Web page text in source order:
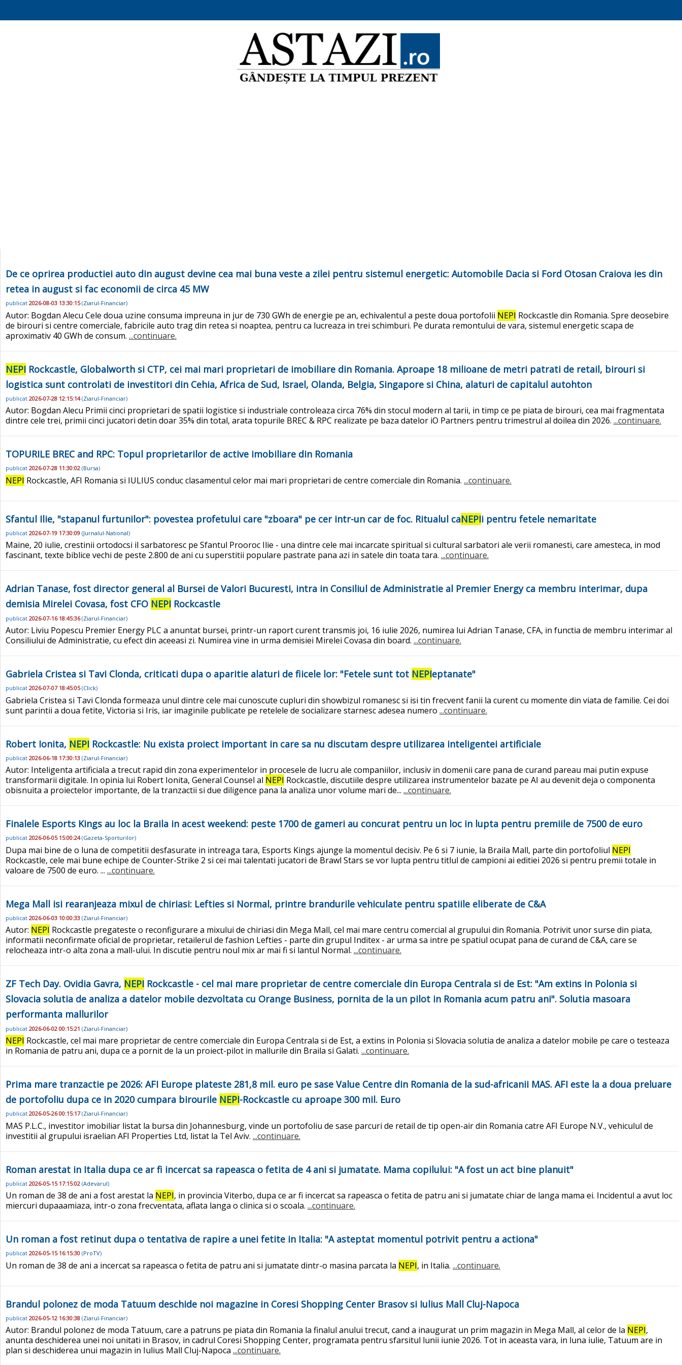
De ce oprirea productiei auto din august devine cea mai buna veste a zilei pentru sistemul energetic: Automobile Dacia si Ford Otosan Craiova ies din
retea in august si fac economii de circa 45 MW
publicat 2026-08-03 13:30:15(Ziarul-Financiar)
Autor: Bogdan Alecu Cele doua uzine consuma impreuna in jur de 730 GWh de energie pe an, echivalentul a peste doua portofolii NEPI Rockcastle din Romania. Spre deosebire
de birouri si centre comerciale, fabricile auto trag din retea si noaptea, pentru ca lucreaza in trei schimburi. Pe durata remontului de vara, sistemul energetic scapa de
aproximativ 40 GWh de consum. ...continuare.
NEPI Rockcastle, Globalworth si CTP, cei mai mari proprietari de imobiliare din Romania. Aproape 18 milioane de metri patrati de retail, birouri si
logistica sunt controlati de investitori din Cehia, Africa de Sud, Israel, Olanda, Belgia, Singapore si China, alaturi de capitalul autohton
publicat 2026-07-28 12:15:14(Ziarul-Financiar)
Autor: Bogdan Alecu Primii cinci proprietari de spatii logistice si industriale controleaza circa 76% din stocul modern al tarii, in timp ce pe piata de birouri, cea mai fragmentata
dintre cele trei, primii cinci jucatori detin doar 35% din total, arata topurile BREC & RPC realizate pe baza datelor iO Partners pentru trimestrul al doilea din 2026. ...continuare.
TOPURILE BREC and RPC: Topul proprietarilor de active imobiliare din Romania
publicat 2026-07-28 11:30:02 (Bursa)
NEPI Rockcastle, AFI Romania si IULIUS conduc clasamentul celor mai mari proprietari de centre comerciale din Romania. ...continuare.
Sfantul Ilie, "stapanul furtunilor": povestea profetului care "zboara" pe cer intr-un car de foc. Ritualul caNEPIi pentru fetele nemaritate
publicat 2026-07-19 17:30:09 (Jurnalul-National)
Maine, 20 iulie, crestinii ortodocsi il sarbatoresc pe Sfantul Prooroc Ilie - una dintre cele mai incarcate spiritual si cultural sarbatori ale verii romanesti, care amesteca, in mod
fascinant, texte biblice vechi de peste 2.800 de ani cu superstitii populare pastrate pana azi in satele din toata tara. ...continuare.
Adrian Tanase, fost director general al Bursei de Valori Bucuresti, intra in Consiliul de Administratie al Premier Energy ca membru interimar, dupa
demisia Mirelei Covasa, fost CFO NEPI Rockcastle
publicat 2026-07-16 18:45:36(Ziarul-Financiar)
Autor: Liviu Popescu Premier Energy PLC a anuntat bursei, printr-un raport curent transmis joi, 16 iulie 2026, numirea lui Adrian Tanase, CFA, in functia de membru interimar al
Consiliului de Administratie, cu efect din aceeasi zi. Numirea vine in urma demisiei Mirelei Covasa din board. ...continuare.
Gabriela Cristea si Tavi Clonda, criticati dupa o aparitie alaturi de fiicele lor: "Fetele sunt tot NEPIeptanate"
publicat 2026-07-07 18:45:05(Click)
Gabriela Cristea si Tavi Clonda formeaza unul dintre cele mai cunoscute cupluri din showbizul romanesc si isi tin frecvent fanii la curent cu momente din viata de familie. Cei doi
sunt parintii a doua fetite, Victoria si Iris, iar imaginile publicate pe retelele de socializare starnesc adesea numero ...continuare.
Robert Ionita, NEPI Rockcastle: Nu exista proiect important in care sa nu discutam despre utilizarea inteligentei artificiale
publicat 2026-06-18 17:30:13 (Ziarul-Financiar)
Autor: Inteligenta artificiala a trecut rapid din zona experimentelor in procesele de lucru ale companiilor, inclusiv in domenii care pana de curand pareau mai putin expuse
transformarii digitale. In opinia lui Robert Ionita, General Counsel al NEPI Rockcastle, discutiile despre utilizarea instrumentelor bazate pe AI au devenit deja o componenta
obisnuita a proiectelor importante, de la tranzactii si due diligence pana la analiza unor volume mari de... ...continuare.
Finalele Esports Kings au loc la Braila in acest weekend: peste 1700 de gameri au concurat pentru un loc in lupta pentru premiile de 7500 de euro
publicat 2026-06-05 15:00:24(Gazeta-Sporturilor)
Dupa mai bine de o luna de competitii desfasurate in intreaga tara, Esports Kings ajunge la momentul decisiv. Pe 6 si 7 iunie, la Braila Mall, parte din portofoliul NEPI
Rockcastle, cele mai bune echipe de Counter-Strike 2 si cei mai talentati jucatori de Brawl Stars se vor lupta pentru titlul de campioni ai editiei 2026 si pentru premii totale in
valoare de 7500 de euro. ... ...continuare.
Mega Mall isi rearanjeaza mixul de chiriasi: Lefties si Normal, printre brandurile vehiculate pentru spatiile eliberate de C&A
publicat 2026-06-03 10:00:33 (Ziarul-Financiar)
Autor: NEPI Rockcastle pregateste o reconfigurare a mixului de chiriasi din Mega Mall, cel mai mare centru comercial al grupului din Romania. Potrivit unor surse din piata,
informatii neconfirmate oficial de proprietar, retailerul de fashion Lefties - parte din grupul Inditex - ar urma sa intre pe spatiul ocupat pana de curand de C&A, care se
relocheaza intr-o alta zona a mall-ului. In discutie pentru noul mix ar mai fi si lantul Normal. ...continuare.
ZF Tech Day. Ovidia Gavra, NEPI Rockcastle - cel mai mare proprietar de centre comerciale din Europa Centrala si de Est: "Am extins in Polonia si
Slovacia solutia de analiza a datelor mobile dezvoltata cu Orange Business, pornita de la un pilot in Romania acum patru ani". Solutia masoara
performanta mallurilor
publicat 2026-06-02 00:15:21 (Ziarul-Financiar)
NEPI Rockcastle, cel mai mare proprietar de centre comerciale din Europa Centrala si de Est, a extins in Polonia si Slovacia solutia de analiza a datelor mobile pe care o testeaza
in Romania de patru ani, dupa ce a pornit de la un proiect-pilot in mallurile din Braila si Galati. ...continuare.
Prima mare tranzactie pe 2026: AFI Europe plateste 281,8 mil. euro pe sase Value Centre din Romania de la sud-africanii MAS. AFI este la a doua preluare
de portofoliu dupa ce in 2020 cumpara birourile NEPI-Rockcastle cu aproape 300 mil. Euro
publicat 2026-05-26 00:15:17(Ziarul-Financiar)
MAS P.L.C., investitor imobiliar listat la bursa din Johannesburg, vinde un portofoliu de sase parcuri de retail de tip open-air din Romania catre AFI Europe N.V., vehiculul de
investitii al grupului israelian AFI Properties Ltd, listat la Tel Aviv. ...continuare.
Roman arestat in Italia dupa ce ar fi incercat sa rapeasca o fetita de 4 ani si jumatate. Mama copilului: "A fost un act bine planuit"
publicat 2026-05-15 17:15:02 (Adevarul)
Un roman de 38 de ani a fost arestat la NEPI, in provincia Viterbo, dupa ce ar fi incercat sa rapeasca o fetita de patru ani si jumatate chiar de langa mama ei. Incidentul a avut loc
miercuri dupaaamiaza, intr-o zona frecventata, aflata langa o clinica si o scoala. ...continuare.
Un roman a fost retinut dupa o tentativa de rapire a unei fetite in Italia: "A asteptat momentul potrivit pentru a actiona"
publicat 2026-05-15 16:15:30 (ProTV)
Un roman de 38 de ani a incercat sa rapeasca o fetita de patru ani si jumatate dintr-o masina parcata la NEPI, in Italia. ...continuare.
Brandul polonez de moda Tatuum deschide noi magazine in Coresi Shopping Center Brasov si Iulius Mall Cluj-Napoca
publicat 2026-05-12 16:30:38 (Ziarul-Financiar)
Autor: Brandul polonez de moda Tatuum, care a patruns pe piata din Romania la finalul anului trecut, cand a inaugurat un prim magazin in Mega Mall, al celor de la NEPI,
anunta deschiderea unei noi unitati in Brasov, in cadrul Coresi Shopping Center, programata pentru sfarsitul lunii iunie 2026. Tot in aceasta vara, in luna iulie, Tatuum are in
plan si deschiderea unui magazin in Iulius Mall Cluj-Napoca ...continuare.